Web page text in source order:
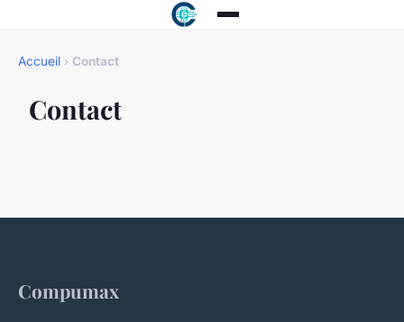
Accueil › Contact
Contact
Compumax